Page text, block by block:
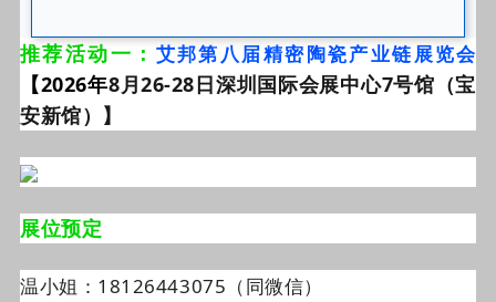
推荐活动一： 艾邦第八届精密陶瓷产业链展览会
【2026年8月26-28日深圳国际会展中心7号馆（宝
安新馆）】
展位预定
温小姐：18126443075（同微信）